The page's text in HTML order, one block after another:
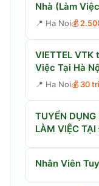
Nhà (Làm
📍 Ha Noi💰
VIETTEL VTK
Việc Tại Hà
📍 Ha Noi💰 30
TUYỂN DỤNG
LÀM VIỆC TẠI
Nhân Viên